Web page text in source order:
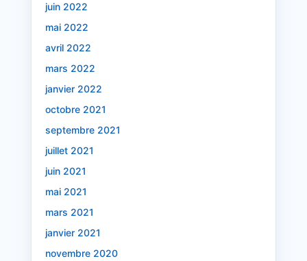
juin 2022
mai 2022
avril 2022
mars 2022
janvier 2022
octobre 2021
septembre 2021
juillet 2021
juin 2021
mai 2021
mars 2021
janvier 2021
novembre 2020